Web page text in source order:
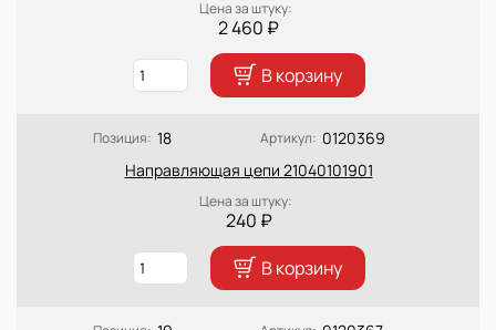
Цена за штуку:
2 460 ₽
В корзину
Позиция: 18 Артикул: 0120369
Направляющая цепи 21040101901
Цена за штуку:
240 ₽
В корзину